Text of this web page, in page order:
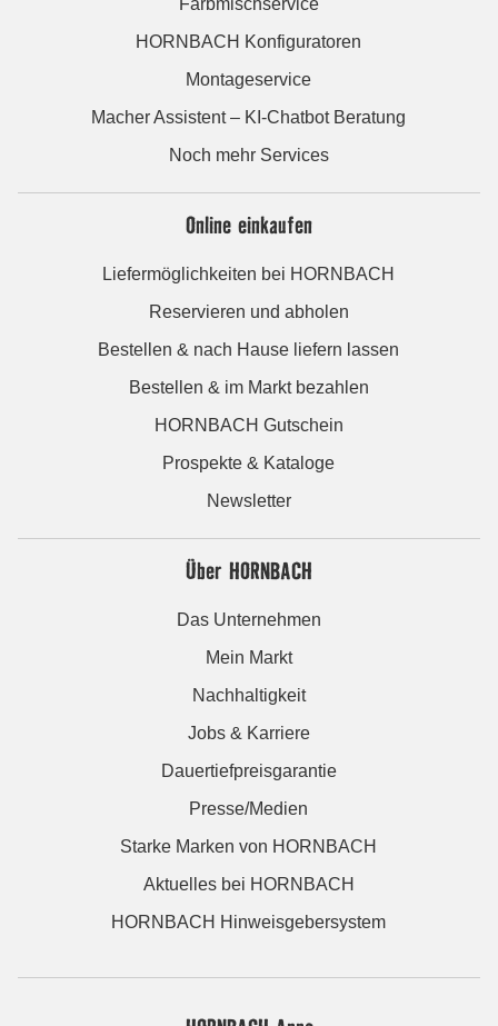
Farbmischservice
HORNBACH Konfiguratoren
Montageservice
Macher Assistent – KI-Chatbot Beratung
Noch mehr Services
Online einkaufen
Liefermöglichkeiten bei HORNBACH
Reservieren und abholen
Bestellen & nach Hause liefern lassen
Bestellen & im Markt bezahlen
HORNBACH Gutschein
Prospekte & Kataloge
Newsletter
Über HORNBACH
Das Unternehmen
Mein Markt
Nachhaltigkeit
Jobs & Karriere
Dauertiefpreisgarantie
Presse/Medien
Starke Marken von HORNBACH
Aktuelles bei HORNBACH
HORNBACH Hinweisgebersystem